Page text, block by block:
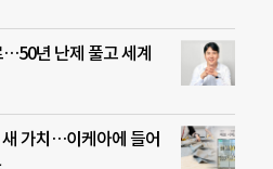
…50년 난제 풀고 세계
가치…이케아에 들어